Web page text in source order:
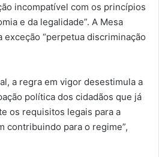
incompatível com os princípios
e da legalidade”. A Mesa
exceção “perpetua discriminação
a regra em vigor desestimula a
política dos cidadãos que já
os requisitos legais para a
contribuindo para o regime”,